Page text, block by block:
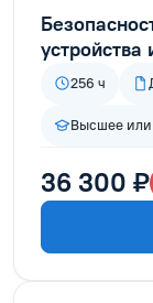
256 ч
Высшее или
36 300 ₽